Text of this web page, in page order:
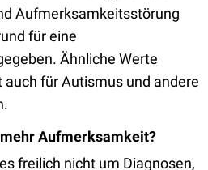
Aufmerksamkeitsstörung
für eine
Ähnliche Werte
für Autismus und andere
Aufmerksamkeit?
freilich nicht um Diagnosen,